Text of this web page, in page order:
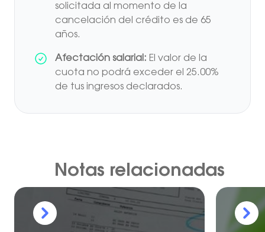
solicitada al momento de la
cancelación del crédito es de 65
años.
Afectación salarial: El valor de la
cuota no podrá exceder el 25.00%
de tus ingresos declarados.
Notas relacionadas